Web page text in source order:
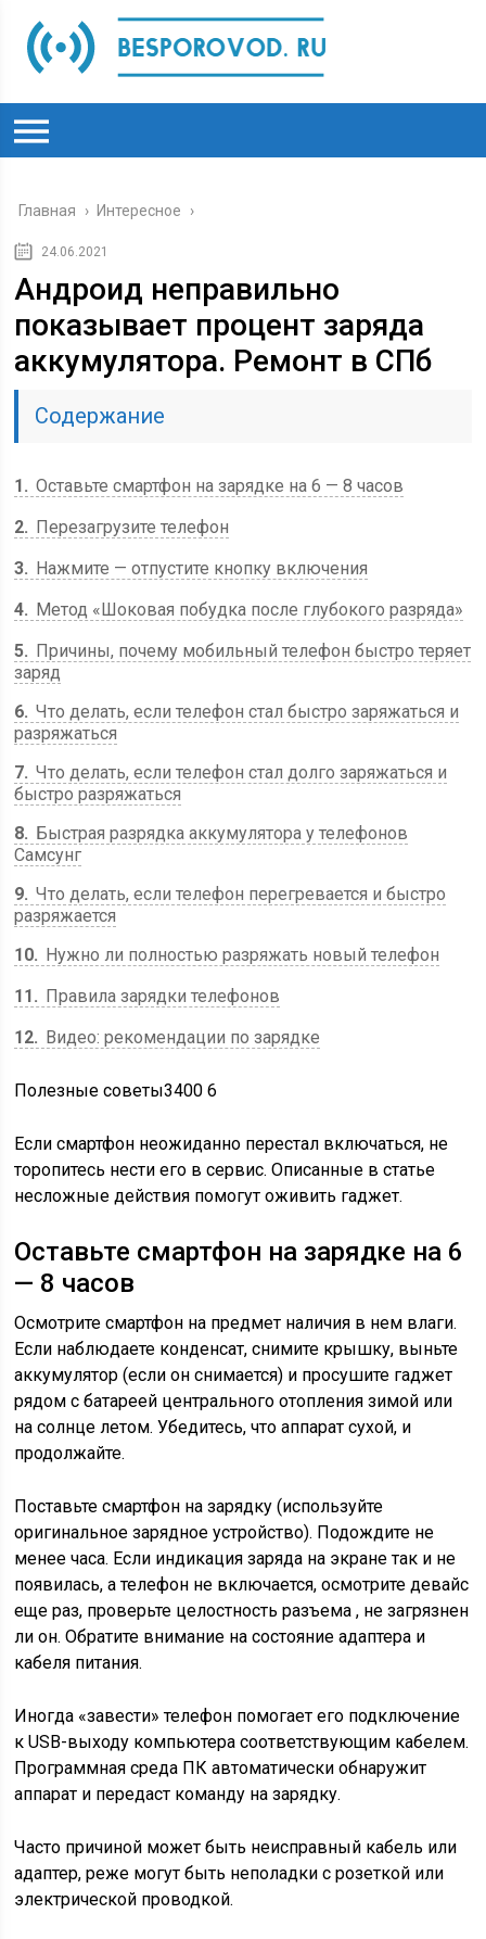
Главная › Интересное ›
24.06.2021
Андроид неправильно
показывает процент заряда
аккумулятора. Ремонт в СПб
Содержание
1
Оставьте смартфон на зарядке на 6 — 8 часов
2
Перезагрузите телефон
3
Нажмите — отпустите кнопку включения
4
Метод «Шоковая побудка после глубокого разряда»
5
Причины, почему мобильный телефон быстро теряет
заряд
6 Что делать, если телефон стал быстро заряжаться и
разряжаться
7 Что делать, если телефон стал долго заряжаться и
быстро разряжаться
8
Быстрая разрядка аккумулятора у телефонов
Самсунг
9 Что делать, если телефон перегревается и быстро
разряжается
10
Нужно ли полностью разряжать новый телефон
11
Правила зарядки телефонов
12
Видео: рекомендации по зарядке
Полезные советы3400 6
Если смартфон неожиданно перестал включаться, не
торопитесь нести его в сервис. Описанные в статье
несложные действия помогут оживить гаджет.
Оставьте смартфон на зарядке на 6
— 8 часов
Осмотрите смартфон на предмет наличия в нем влаги.
Если наблюдаете конденсат, снимите крышку, выньте
аккумулятор (если он снимается) и просушите гаджет
рядом с батареей центрального отопления зимой или
на солнце летом. Убедитесь, что аппарат сухой, и
продолжайте.
Поставьте смартфон на зарядку (используйте
оригинальное зарядное устройство). Подождите не
менее часа. Если индикация заряда на экране так и не
появилась, а телефон не включается, осмотрите девайс
еще раз, проверьте целостность разъема , не загрязнен
ли он. Обратите внимание на состояние адаптера и
кабеля питания.
Иногда «завести»телефон помогает его подключение
к USB-выходу компьютера соответствующим кабелем.
Программная среда ПК автоматически обнаружит
аппарат и передаст команду на зарядку.
Часто причиной может быть неисправный кабель или
адаптер, реже могут быть неполадки с розеткой или
электрической проводкой.